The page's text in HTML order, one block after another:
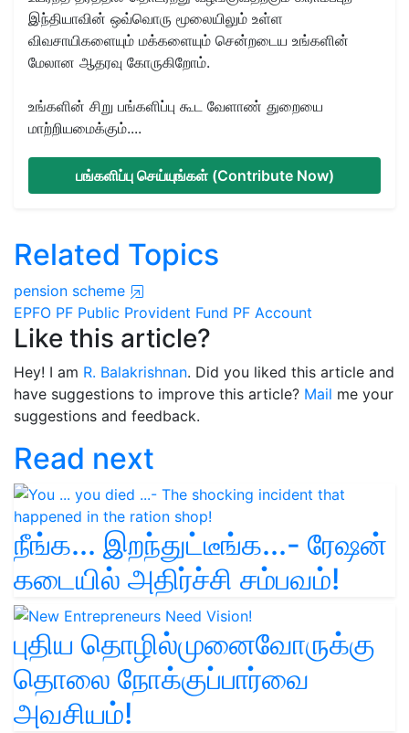
இந்தியாவின் ஒவ்வொரு மூலையிலும் உள்ள
விவசாயிகளையும் மக்களையும் சென்றடைய உங்களின்
மேலான ஆதரவு கோருகிறோம்.
உங்களின் சிறு பங்களிப்பு கூட வேளாண் துறையை
மாற்றியமைக்கும்....
பங்களிப்பு செய்யுங்கள் (Contribute Now)
Related Topics
pension scheme
EPFO PF Public Provident Fund PF Account
Like this article?
Hey! I am R. Balakrishnan. Did you liked this article and
have suggestions to improve this article? Mail me your
suggestions and feedback.
Read next
நீங்க... இறந்துட்டீங்க...- ரேஷன்
கடையில் அதிர்ச்சி சம்பவம்!
புதிய தொழில்முனைவோருக்கு
தொலை நோக்குப்பார்வை
அவசியம்!